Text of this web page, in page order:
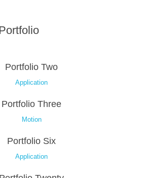
Portfolio Two
Application
Portfolio Three
Motion
Portfolio Six
Application